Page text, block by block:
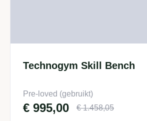
Technogym Skill Bench
Pre-loved (gebruikt)
€1.458,05
€ 995,00